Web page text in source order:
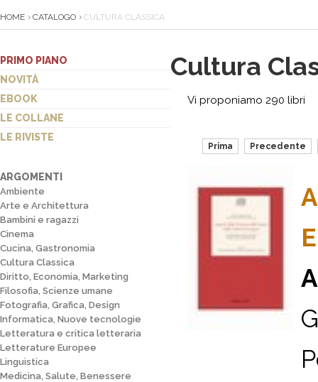
HOME CATALOGO CULTURA CLASSICA
PRIMO PIANO
NOVITÀ
EBOOK
LE COLLANE
LE RIVISTE
ARGOMENTI
Ambiente
Arte e Architettura
Bambini e ragazzi
Cinema
Cucina, Gastronomia
Cultura Classica
Diritto, Economia, Marketing
Filosofia, Scienze umane
Fotografia, Grafica, Design
Informatica, Nuove tecnologie
Letteratura e critica letteraria
Letterature Europee
Linguistica
Medicina, Salute, Benessere
Cultura
Vi proponiamo 290 libri
Prima Precedente